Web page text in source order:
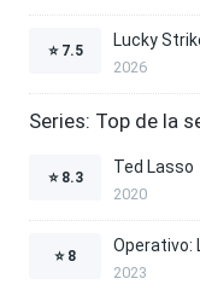
⭐ 7.5
Lucky
2026
Series: Top de la
⭐ 8.3
Ted Lasso
2020
⭐ 8
Operativo:
2023